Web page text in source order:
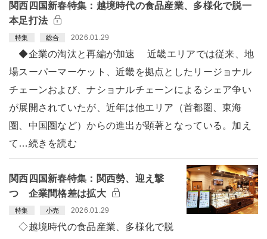
関西四国新春特集：越境時代の食品産業、多様化で脱一
本足打法
特集 総合 2026.01.29
◆企業の淘汰と再編が加速 近畿エリアでは従来、地
場スーパーマーケット、近畿を拠点としたリージョナル
チェーンおよび、ナショナルチェーンによるシェア争い
が展開されていたが、近年は他エリア（首都圏、東海
圏、中国圏など）からの進出が顕著となっている。加え
て…続きを読む
関西四国新春特集：関西勢、迎え撃
つ 企業間格差は拡大
特集 小売 2026.01.29
◇越境時代の食品産業、多様化で脱